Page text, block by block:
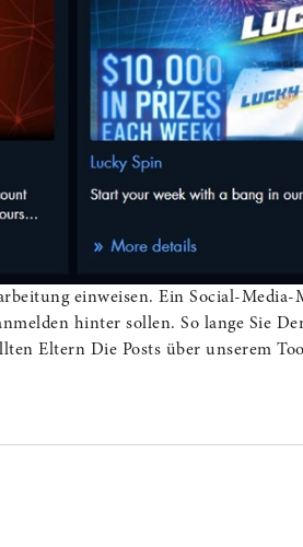
einweisen. Ein Social-
hinter sollen. So lange Sie
Eltern Die Posts über unserem